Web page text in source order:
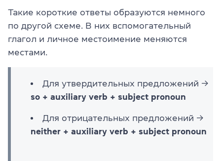
Такие короткие ответы образуются немного
по другой схеме. В них вспомогательный
глагол и личное местоимение меняются
местами.
Для утвердительных предложений →
so + auxiliary verb + subject pronoun
Для отрицательных предложений →
neither + auxiliary verb + subject pronoun